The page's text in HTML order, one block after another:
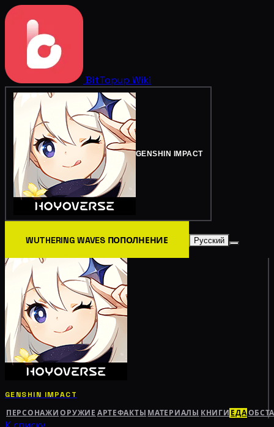
BitTopup Wiki
GENSHIN IMPACT
WUTHERING WAVES ПОПОЛНЕНИЕ Русский
GENSHIN IMPACT
ПЕРСОНАЖИ ОРУЖИЕ АРТЕФАКТЫ МАТЕРИАЛЫ КНИГИ ЕДА